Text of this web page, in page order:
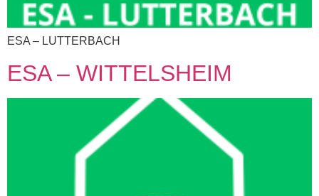
ESA – LUTTERBACH​
ESA – WITTELSHEIM​